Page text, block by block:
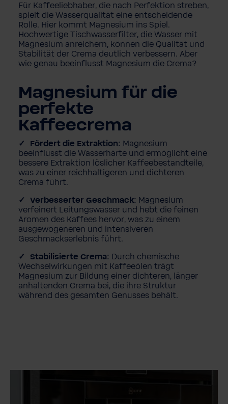
Für Kaffeeliebhaber, die nach Perfektion streben,
spielt die Wasserqualität eine entscheidende
Rolle. Hier kommt Magnesium ins Spiel.
Hochwertige Tischwasserfilter, die Wasser mit
Magnesium anreichern, können die Qualität und
Stabilität der Crema deutlich verbessern. Aber
wie genau beeinflusst Magnesium die Crema?
Magnesium für die
perfekte
Kaffeecrema
Fördert die Extraktion: Magnesium
beeinflusst die Wasserhärte und ermöglicht eine
bessere Extraktion löslicher Kaffeebestandteile,
was zu einer reichhaltigeren und dichteren
Crema führt.
Verbesserter Geschmack: Magnesium
verfeinert Leitungswasser und hebt die feinen
Aromen des Kaffees hervor, was zu einem
ausgewogeneren und intensiveren
Geschmackserlebnis führt.
Stabilisierte Crema: Durch chemische
Wechselwirkungen mit Kaffeeölen trägt
Magnesium zur Bildung einer dichteren, länger
anhaltenden Crema bei, die ihre Struktur
während des gesamten Genusses behält.